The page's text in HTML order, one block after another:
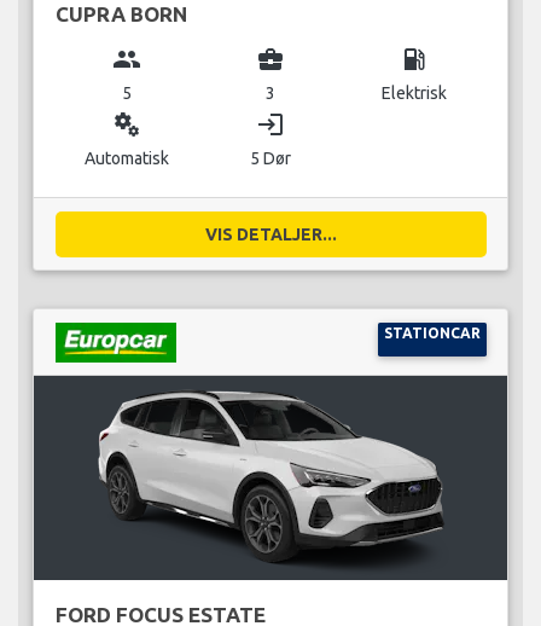
CUPRA BORN
group
5
business_center
3
local_gas_station
Elektrisk
miscellaneous_services
Automatisk
login
5 Dør
VIS DETALJER...
STATIONCAR
FORD FOCUS ESTATE